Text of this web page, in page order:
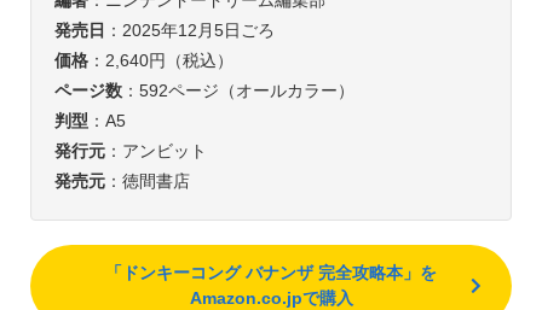
発売日 ：2025年12月5日ごろ
価格：2,640円（税込）
ページ数：592ページ（オールカラー）
判型 ：A5
発行元：アンビット
発売元：徳間書店
「ドンキーコング バナンザ 完全攻略本」を
Amazon.co.jpで購入